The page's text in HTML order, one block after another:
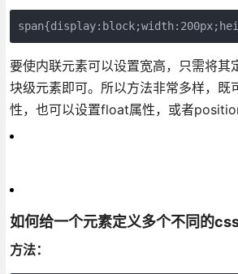
要使内联元素可以设置宽高，只需将其
块级元素即可。所以方法非常多样，既
性，也可以设置float属性，或者
如何给一个元素定义多个不同的css
方法：